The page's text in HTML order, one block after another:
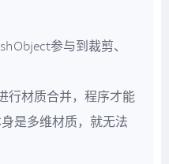
参与到裁剪、
行材质合并，程序才能
是多维材质，就无法